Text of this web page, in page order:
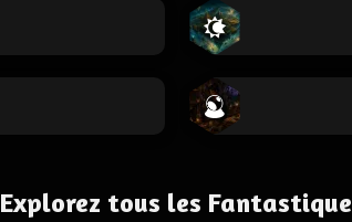
Explorez tous les Fantastique